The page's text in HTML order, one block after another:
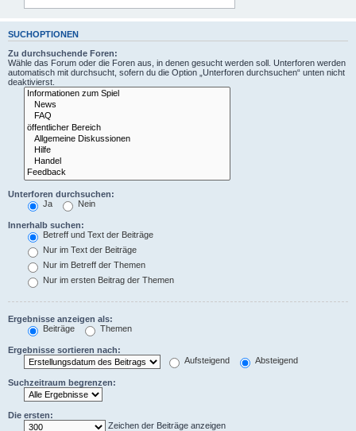
SUCHOPTIONEN
Zu durchsuchende Foren:
Wähle das Forum oder die Foren aus, in denen gesucht werden soll. Unterforen werden
automatisch mit durchsucht, sofern du die Option „Unterforen durchsuchen“ unten nicht
deaktivierst.
Unterforen durchsuchen:
Ja
Nein
Innerhalb suchen:
Betreff und Text der Beiträge
Nur im Text der Beiträge
Nur im Betreff der Themen
Nur im ersten Beitrag der Themen
Ergebnisse anzeigen als:
Beiträge
Themen
Ergebnisse sortieren nach:
Aufsteigend
Absteigend
Suchzeitraum begrenzen:
Die ersten:
Zeichen der Beiträge anzeigen